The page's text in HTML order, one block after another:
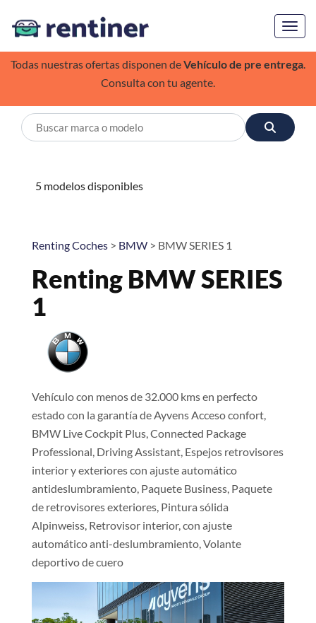
Todas nuestras ofertas disponen deVehículo de pre entrega.
Consulta con tu agente.
5 modelos disponibles
Renting Coches > BMW > BMW SERIES 1
Renting BMW SERIES
1
Vehículo con menos de 32.000 kms en perfecto
estado con la garantía de Ayvens Acceso confort,
BMW Live Cockpit Plus, Connected Package
Professional, Driving Assistant, Espejos retrovisores
interior y exteriores con ajuste automático
antideslumbramiento, Paquete Business, Paquete
de retrovisores exteriores, Pintura sólida
Alpinweiss, Retrovisor interior, con ajuste
automático anti-deslumbramiento, Volante
deportivo de cuero